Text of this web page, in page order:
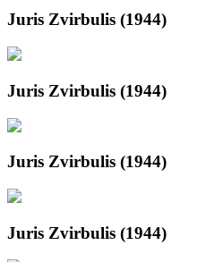
Juris Zvirbulis (1944)
Juris Zvirbulis (1944)
Juris Zvirbulis (1944)
Juris Zvirbulis (1944)